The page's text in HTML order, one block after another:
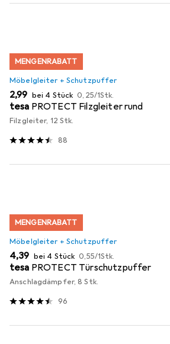
MENGENRABATT
Möbelgleiter + Schutzpuffer
EUR
2,99 bei 4 Stück EUR
0,25/1Stk.
tesa PROTECT Filzgleiter rund
Filzgleiter, 12 Stk.
88
MENGENRABATT
Möbelgleiter + Schutzpuffer
EUR
4,39 bei 4 Stück EUR
0,55/1Stk.
tesa PROTECT Türschutzpuffer
Anschlagdämpfer, 8 Stk.
96